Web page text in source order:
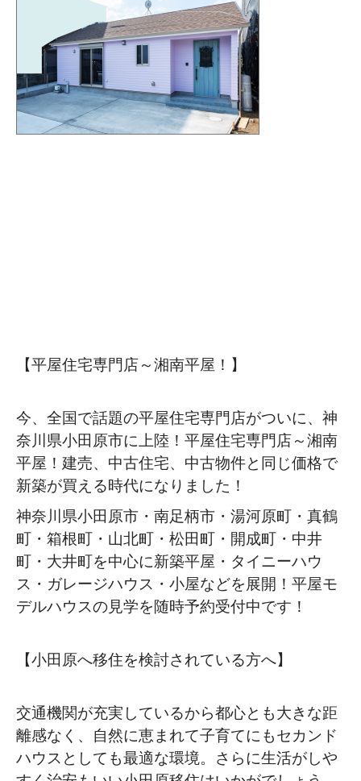
【平屋住宅専門店～湘南平屋！】
今、全国で話題の平屋住宅専門店がついに、神
奈川県小田原市に上陸！平屋住宅専門店～湘南
平屋！建売、中古住宅、中古物件と同じ価格で
新築が買える時代になりました！
神奈川県小田原市・南足柄市・湯河原町・真鶴
町・箱根町・山北町・松田町・開成町・中井
町・大井町を中心に新築平屋・タイニーハウ
ス・ガレージハウス・小屋などを展開！平屋モ
デルハウスの見学を随時予約受付中です！
【小田原へ移住を検討されている方へ】
交通機関が充実しているから都心とも大きな距
離感なく、自然に恵まれて子育てにもセカンド
ハウスとしても最適な環境。さらに生活がしや